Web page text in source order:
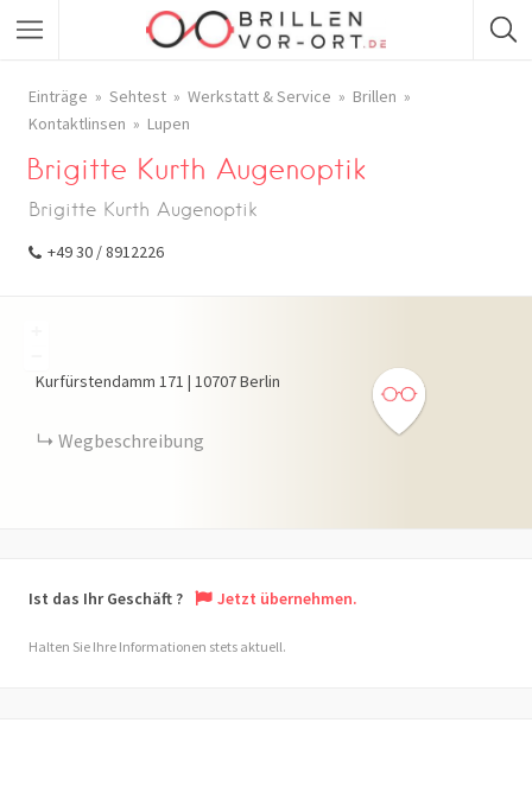
Einträge Sehtest Werkstatt & Service
Brillen
Kontaktlinsen
Lupen
Brigitte Kurth Augenoptik
Brigitte Kurth Augenoptik
+49 30 / 8912226
Kurfürstendamm 171 | 10707Berlin
Wegbeschreibung
Ist das Ihr Geschäft ? Jetzt übernehmen.
Halten Sie Ihre Informationen stets aktuell.